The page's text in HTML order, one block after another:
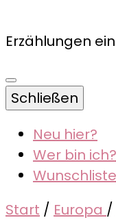
Erzählungen
Schließen
Neu hier?
Wer bin ich?
Wunschliste
Start / Europa /